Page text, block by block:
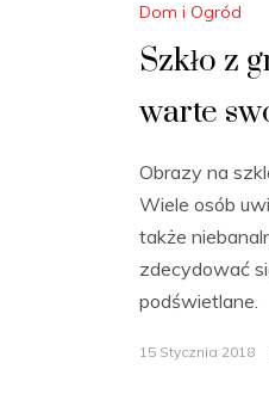
Dom i Ogród
Szkło z
warte
Obrazy na
Wiele osób
także
zdecydować
podświetlane.
15 Stycznia 2018